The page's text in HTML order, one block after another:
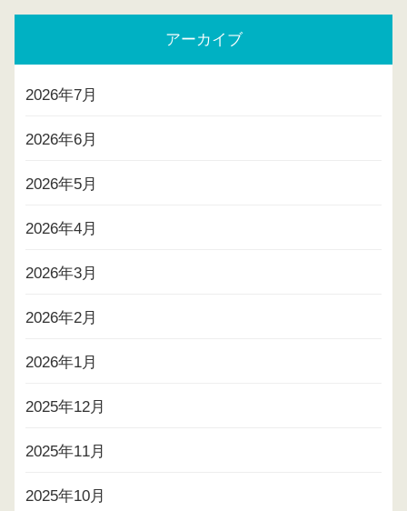
アーカイブ
2026年7月
2026年6月
2026年5月
2026年4月
2026年3月
2026年2月
2026年1月
2025年12月
2025年11月
2025年10月